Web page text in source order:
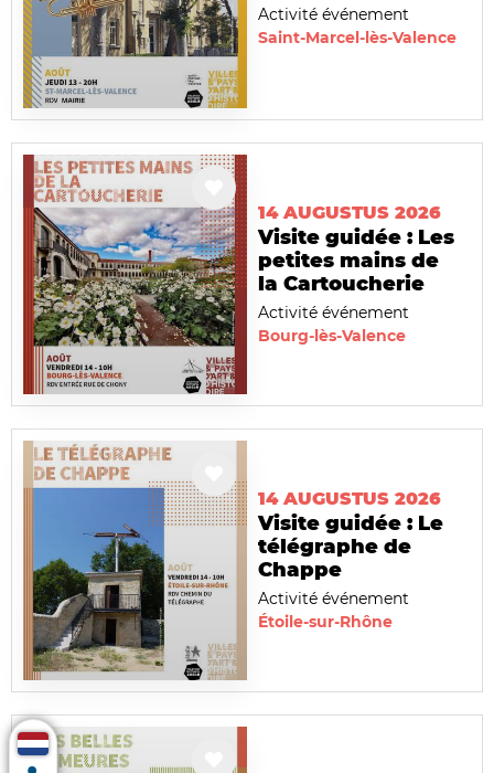
Activité événement
Saint-Marcel-lès-Valence
14 AUGUSTUS 2026
Visite guidée : Les
petites mains de
la Cartoucherie
Activité événement
Bourg-lès-Valence
14 AUGUSTUS 2026
Visite guidée : Le
télégraphe de
Chappe
Activité événement
Étoile-sur-Rhône